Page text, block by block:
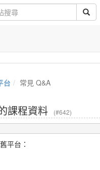
台 常見 Q&A
課程資料 (#642)
平台：